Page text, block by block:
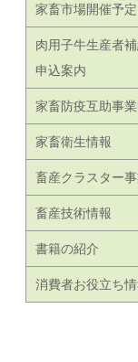
家畜市場開催予定
肉用子牛生産者
申込案内
家畜防疫互助事
家畜衛生情報
畜産クラスター
畜産技術情報
書籍の紹介
消費者お役立ち